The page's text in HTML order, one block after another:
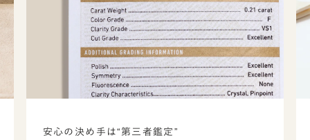
安心の決め手は“第三者鑑定”